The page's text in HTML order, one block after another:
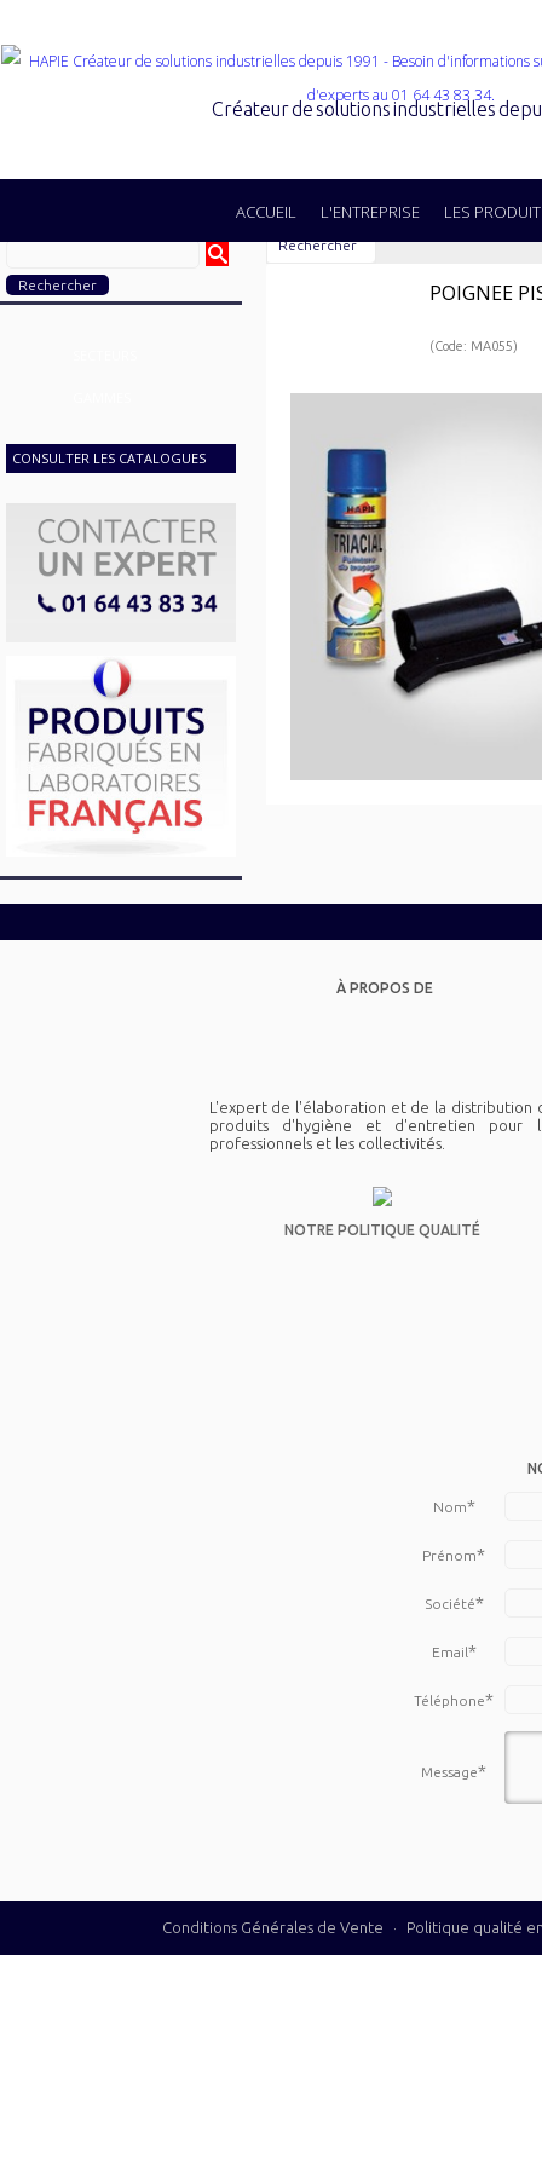
Créateur de solutions industrielles
ACCUEIL L'ENTREPRISE LES
CONSULTER LES CATALOGUES
Rechercher
POIGNEE
(Code: MA055)
À PROPOS DE
L'expert de l'élaboration et de la distribution
produits d'hygiène et d'entretien pour
professionnels et les collectivités.
NOTRE POLITIQUE QUALITÉ
Nom*
Prénom*
Société*
Email*
Téléphone*
Message*
Conditions Générales de Vente · Politique qualité